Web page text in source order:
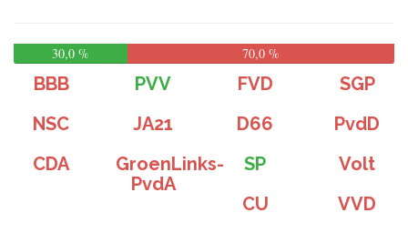
30,0 % 70,0 %
BBB PVV FVD
SGP
NSC
JA21 D66
PvdD
CDA
GroenLinks-
PvdA
SP
Volt
CU
VVD